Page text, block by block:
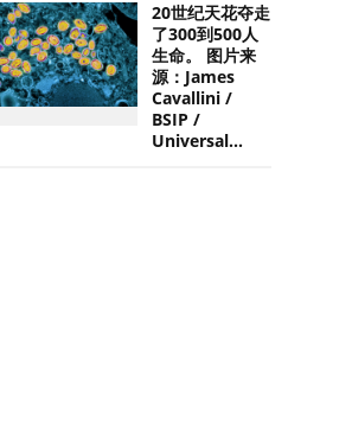
20世纪天花夺走
了300到500人
生命。 图片来
源：James
Cavallini /
BSIP /
Universal...